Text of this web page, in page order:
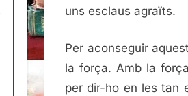
uns esclaus agraïts.
Per aconseguir
la força. Amb la
per dir-ho en les tan